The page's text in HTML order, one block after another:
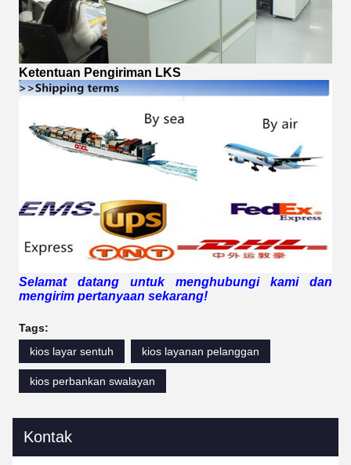
Ketentuan Pengiriman LKS
Selamat datang untuk menghubungi kami dan
mengirim pertanyaan sekarang!
Tags:
kios layar sentuh
kios layanan pelanggan
kios perbankan swalayan
Kontak